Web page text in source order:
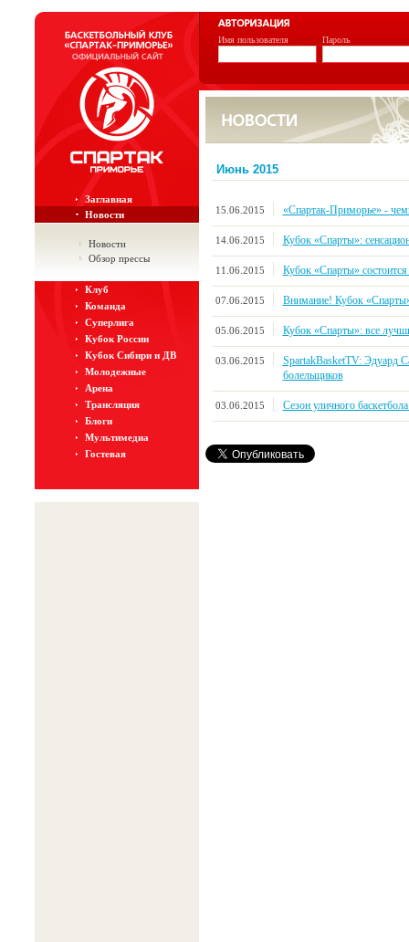
Имя пользователя Пароль
Заглавная
Новости
Новости
Обзор прессы
Клуб
Команда
Суперлига
Кубок России
Кубок Сибири и ДВ
Молодежные
Арена
Трансляция
Блоги
Мультимедиа
Гостевая
Июнь 2015
15.06.2015 «Спартак-Приморье» -
14.06.2015 Кубок «Спарты»:
11.06.2015 Кубок «Спарты»
07.06.2015 Внимание! Кубок
05.06.2015 Кубок «Спарты»: все
03.06.2015
SpartakBasketTV: Эдуард
болельщиков
03.06.2015 Сезон уличного